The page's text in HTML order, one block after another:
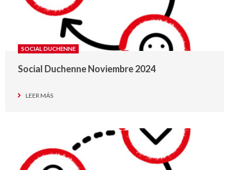
SOCIAL DUCHENNE
Social Duchenne Noviembre 2024
LEER MÁS